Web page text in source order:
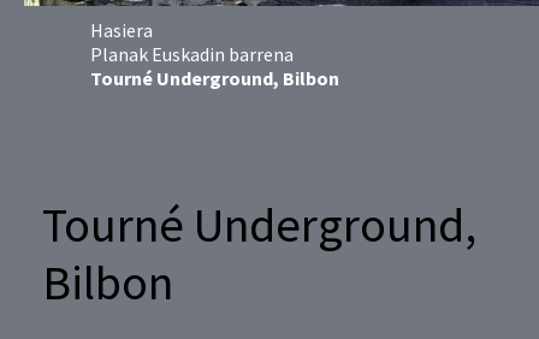
Hasiera
Planak Euskadin barrena
Tourné Underground, Bilbon
Tourné Underground,
Bilbon